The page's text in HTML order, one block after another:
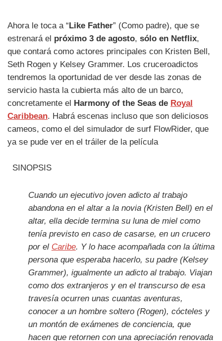
Ahora le toca a “Like Father” (Como padre), que se
estrenará el próximo 3 de agosto, sólo en Netflix,
que contará como actores principales con Kristen Bell,
Seth Rogen y Kelsey Grammer. Los cruceroadictos
tendremos la oportunidad de ver desde las zonas de
servicio hasta la cubierta más alto de un barco,
concretamente el Harmony of the Seas de Royal
Caribbean. Habrá escenas incluso que son deliciosos
cameos, como el del simulador de surf FlowRider, que
ya se pude ver en el tráiler de la película
SINOPSIS
Cuando un ejecutivo joven adicto al trabajo
abandona en el altar a la novia (Kristen Bell) en el
altar, ella decide termina su luna de miel como
tenía previsto en caso de casarse, en un crucero
por el Caribe. Y lo hace acompañada con la última
persona que esperaba hacerlo, su padre (Kelsey
Grammer), igualmente un adicto al trabajo. Viajan
como dos extranjeros y en el transcurso de esa
travesía ocurren unas cuantas aventuras,
conocer a un hombre soltero (Rogen), cócteles y
un montón de exámenes de conciencia, que
hacen que retornen con una apreciación renovada